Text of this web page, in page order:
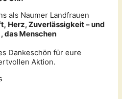
als Naumer Landfrauen
Herz, Zuverlässigkeit – und
das Menschen
Dankeschön für eure
Aktion.